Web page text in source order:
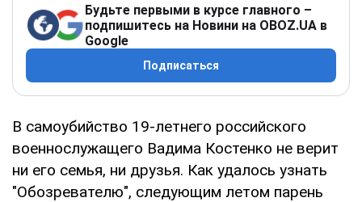
Будьте первыми в курсе главного –
подпишитесь на Новини на OBOZ.UA в
Google
Подписаться
В самоубийство 19-летнего российского
военнослужащего Вадима Костенко не верит
ни его семья, ни друзья. Как удалось узнать
"Обозревателю", следующим летом парень